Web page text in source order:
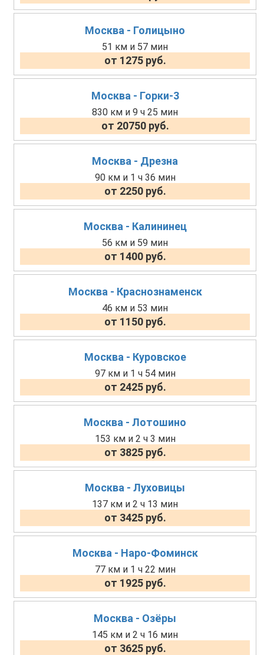
Москва - Голицыно
51 км и 57 мин
от 1275 руб.
Москва - Горки-3
830 км и 9 ч 25 мин
от 20750 руб.
Москва - Дрезна
90 км и 1 ч 36 мин
от 2250 руб.
Москва - Калининец
56 км и 59 мин
от 1400 руб.
Москва - Краснознаменск
46 км и 53 мин
от 1150 руб.
Москва - Куровское
97 км и 1 ч 54 мин
от 2425 руб.
Москва - Лотошино
153 км и 2 ч 3 мин
от 3825 руб.
Москва - Луховицы
137 км и 2 ч 13 мин
от 3425 руб.
Москва - Наро-Фоминск
77 км и 1 ч 22 мин
от 1925 руб.
Москва - Озёры
145 км и 2 ч 16 мин
от 3625 руб.